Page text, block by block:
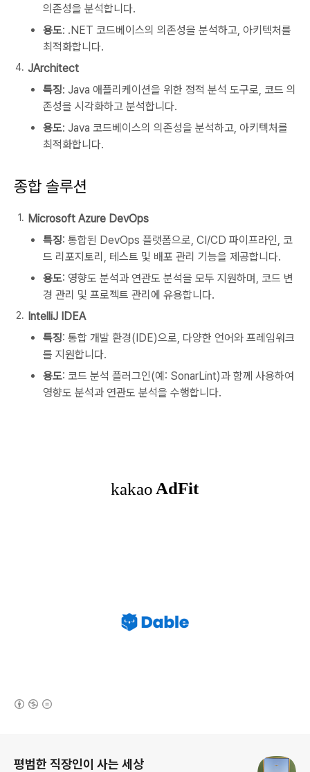
의존성을 분석합니다.
용도: .NET 코드베이스의 의존성을 분석하고, 아키텍처를
최적화합니다.
JArchitect
특징: Java 애플리케이션을 위한 정적 분석 도구로, 코드 의
존성을 시각화하고 분석합니다.
용도: Java 코드베이스의 의존성을 분석하고, 아키텍처를
최적화합니다.
종합 솔루션
Microsoft Azure DevOps
특징: 통합된 DevOps 플랫폼으로, CI/CD 파이프라인, 코
드 리포지토리, 테스트 및 배포 관리 기능을 제공합니다.
용도: 영향도 분석과 연관도 분석을 모두 지원하며, 코드 변
경 관리 및 프로젝트 관리에 유용합니다.
IntelliJ IDEA
특징: 통합 개발 환경(IDE)으로, 다양한 언어와 프레임워크
를 지원합니다.
용도: 코드 분석 플러그인(예: SonarLint)과 함께 사용하여
영향도 분석과 연관도 분석을 수행합니다.
평범한 직장인이 사는 세상